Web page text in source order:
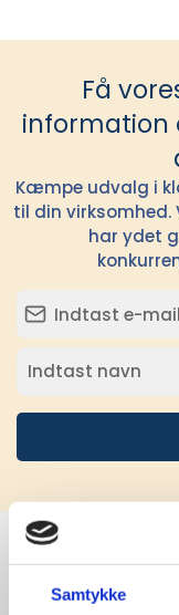
Samtykke
Få
information
Kæmpe udvalg i
til din virksomhed.
har ydet